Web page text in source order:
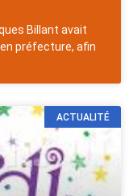
Billant avait
préfecture, afin
ACTUALITÉ